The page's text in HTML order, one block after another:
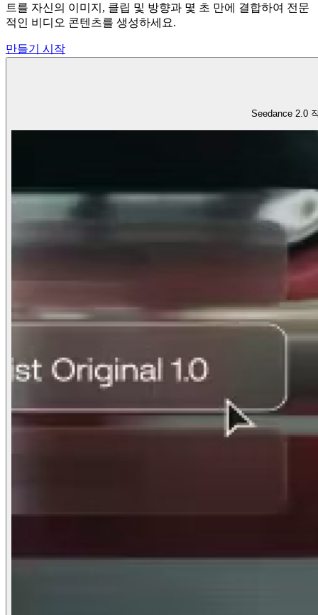
트를 자신의 이미지, 클립 및 방향과 몇 초 만에 결합하여 전문
적인 비디오 콘텐츠를 생성하세요.
만들기 시작
Seedance 2.0